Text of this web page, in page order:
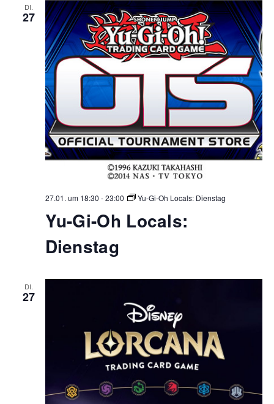
DI.
27
27.01. um 18:30 -23:00 Yu-Gi-Oh Locals: Dienstag
Yu-Gi-Oh Locals:
Dienstag
DI.
27